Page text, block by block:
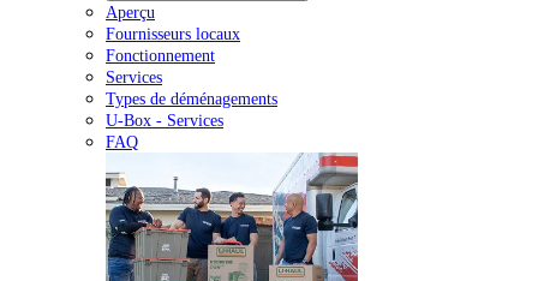
Aperçu
Fournisseurs locaux
Fonctionnement
Services
Types de déménagements
U-Box - Services
FAQ